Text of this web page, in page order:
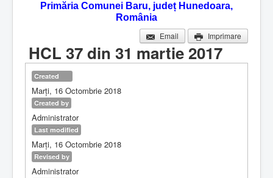
Servicii Online
Primăria Comunei Baru, județ Hunedoara,
România
Email
Imprimare
HCL 37 din 31 martie 2017
Created
Marți, 16 Octombrie 2018
Created by
Administrator
Last modified
Marți, 16 Octombrie 2018
Revised by
Administrator